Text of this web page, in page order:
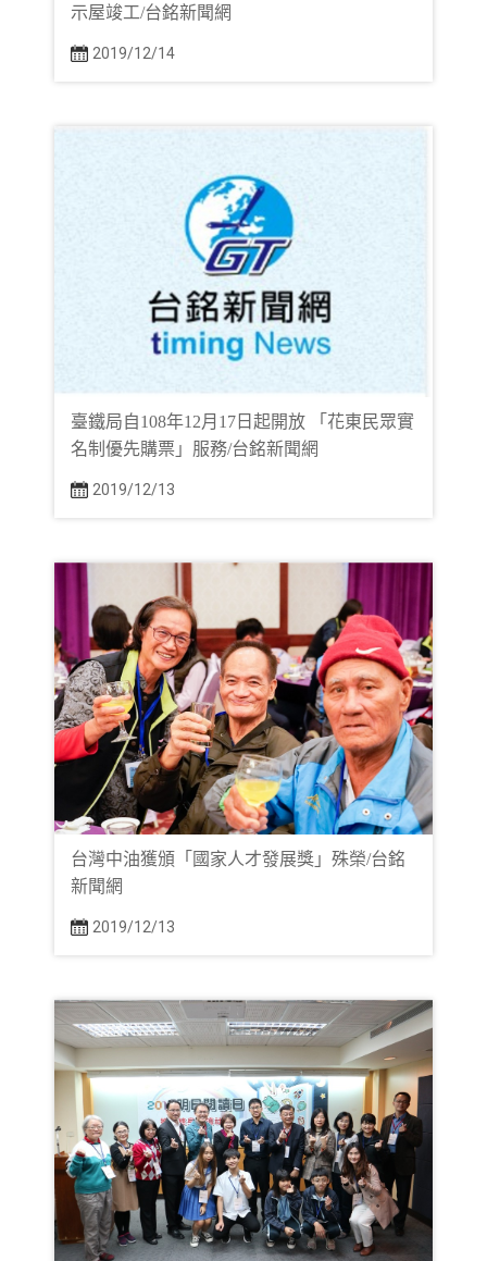
示屋竣工/台銘新聞網
2019/12/14
臺鐵局自108年12月17日起開放 「花東民眾實
名制優先購票」服務/台銘新聞網
2019/12/13
台灣中油獲頒「國家人才發展獎」殊榮/台銘
新聞網
2019/12/13